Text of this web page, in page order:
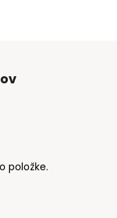
položke.